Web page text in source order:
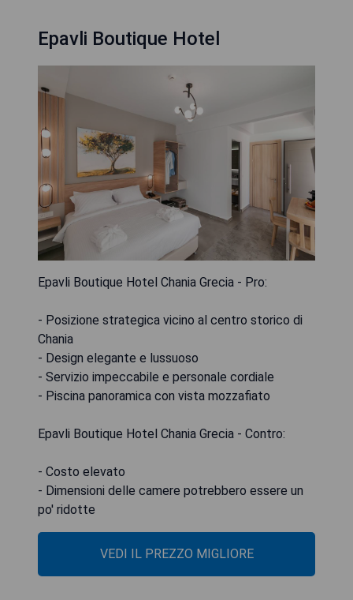
Epavli Boutique Hotel
Epavli Boutique Hotel Chania Grecia - Pro:
- Posizione strategica vicino al centro storico di
Chania
- Design elegante e lussuoso
- Servizio impeccabile e personale cordiale
- Piscina panoramica con vista mozzafiato
Epavli Boutique Hotel Chania Grecia - Contro:
- Costo elevato
- Dimensioni delle camere potrebbero essere un
po' ridotte
VEDI IL PREZZO MIGLIORE